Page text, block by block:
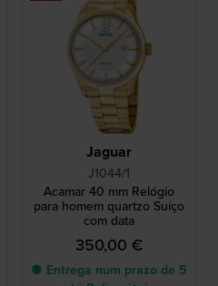
Jaguar
J1044/1
Acamar 40 mm Relógio
para homem quartzo Suíço
com data
350,00 €
● Entrega num prazo de 5